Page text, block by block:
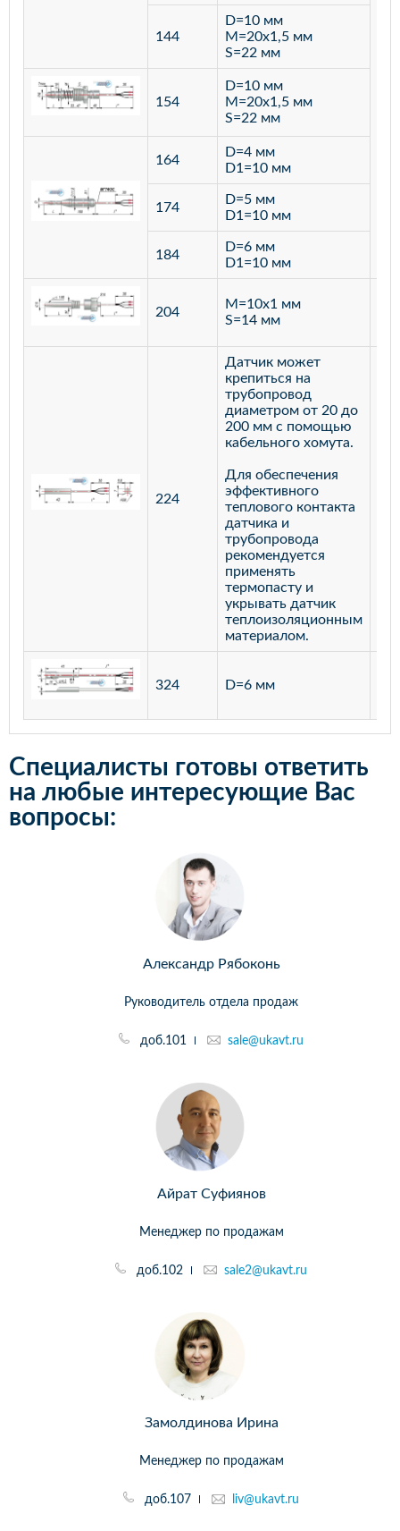
144
D=10 мм
M=20х1,5 мм
S=22 мм
154
D=10 мм
M=20х1,5 мм
S=22 мм
164
D=4 мм
D1=10 мм
174
D=5 мм
D1=10 мм
184
D=6 мм
D1=10 мм
204
M=10х1 мм
S=14 мм
224
Датчик может
крепиться на
трубопровод
диаметром от 20 до
200 мм с помощью
кабельного хомута.
Для обеспечения
эффективного
теплового контакта
датчика и
трубопровода
рекомендуется
применять
термопасту и
укрывать датчик
теплоизоляционным
материалом.
324 D=6 мм
Специалисты готовы ответить
на любые интересующие Вас
вопросы:
Александр Рябоконь
Руководитель отдела продаж
доб.101 sale@ukavt.ru
Айрат Суфиянов
Менеджер по продажам
доб.102 sale2@ukavt.ru
Замолдинова Ирина
Менеджер по продажам
доб.107 liv@ukavt.ru